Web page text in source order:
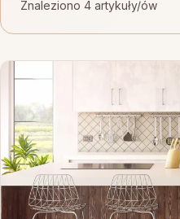
Znaleziono 4 artykuły/ów